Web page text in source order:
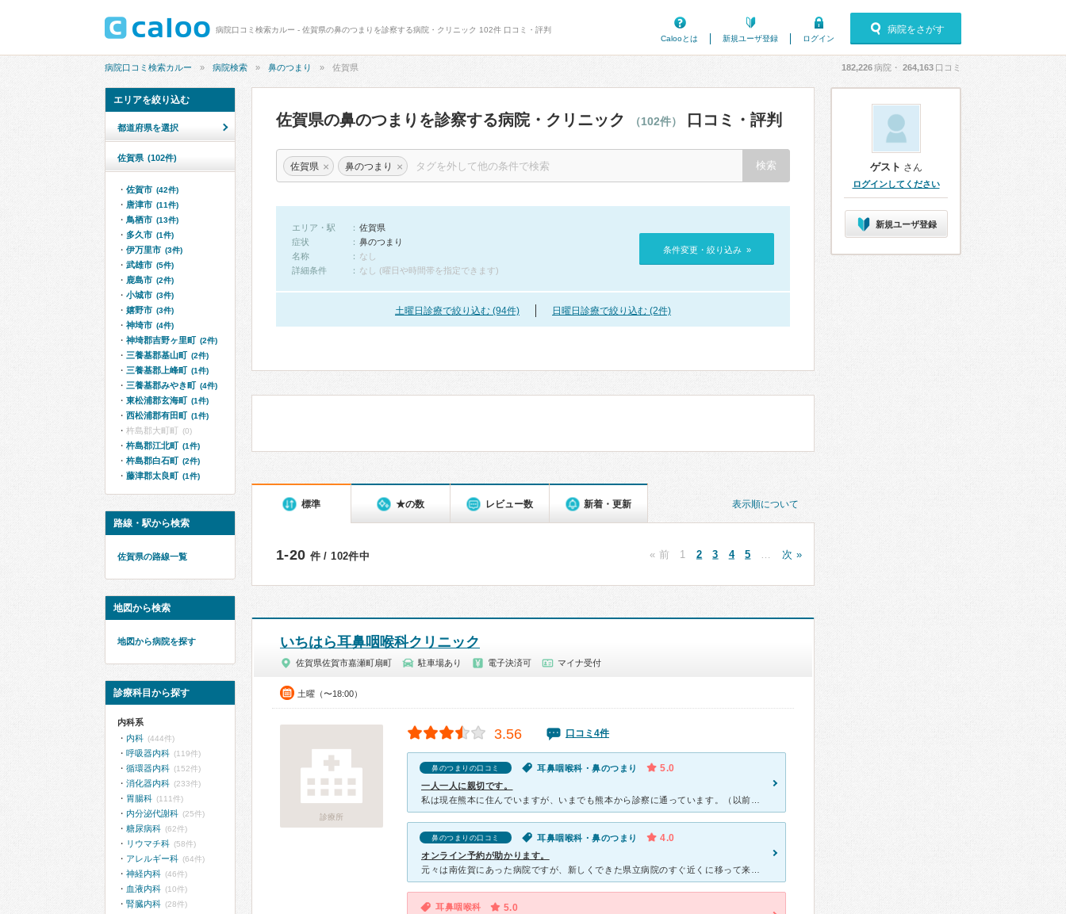
病院口コミ検索カルー - 佐賀県の鼻のつまりを診察する病院・クリニック 102件 口コミ・評判
Calooとは
新規ユーザ登録 ログイン
病院をさがす
病院口コミ検索カルー 病院検索 鼻のつまり 佐賀県 182,226病院・ 264,163 口コミ
佐賀県の鼻のつまりを診察する病院・クリニック （102件） 口コミ・評判
佐賀県 × 鼻のつまり ×
エリア・駅
佐賀県
症状
鼻のつまり
名称
なし
詳細条件
なし (曜日や時間帯を指定できます)
条件変更・絞り込み »
土曜日診療で絞り込む (94件) 日曜日診療で絞り込む (2件)
表示順について
標準 ★の数 レビュー数 新着・更新
1-20 件 / 102件中 « 前 1 2 3 4 5 次 »
いちはら耳鼻咽喉科クリニック
佐賀県佐賀市嘉瀬町扇町 駐車場あり 電子決済可 マイナ受付
土曜（〜18:00）
診療所
3.56 口コミ4件
鼻のつまりの口コミ 耳鼻咽喉科・鼻のつまり 5.0
一人一人に親切です。
鼻のつまりの口コミ 耳鼻咽喉科・鼻のつまり 4.0
オンライン予約が助かります。
耳鼻咽喉科 5.0
エリアを絞り込む
都道府県を選択
佐賀県 (102件)
佐賀市 (42件)
唐津市 (11件)
鳥栖市 (13件)
多久市 (1件)
伊万里市 (3件)
武雄市 (5件)
鹿島市 (2件)
小城市 (3件)
嬉野市 (3件)
神埼市 (4件)
神埼郡吉野ヶ里町 (2件)
三養基郡基山町 (2件)
三養基郡上峰町 (1件)
三養基郡みやき町 (4件)
東松浦郡玄海町 (1件)
西松浦郡有田町 (1件)
杵島郡大町町 (0)
杵島郡江北町 (1件)
杵島郡白石町 (2件)
藤津郡太良町 (1件)
路線・駅から検索
佐賀県の路線一覧
地図から検索
地図から病院を探す
診療科目から探す
内科系
内科 (444件)
呼吸器内科 (119件)
循環器内科 (152件)
消化器内科 (233件)
胃腸科 (111件)
内分泌代謝科 (25件)
糖尿病科 (62件)
リウマチ科 (58件)
アレルギー科 (64件)
神経内科 (46件)
血液内科 (10件)
腎臓内科 (28件)
ゲスト さん
ログインしてください
新規ユーザ登録